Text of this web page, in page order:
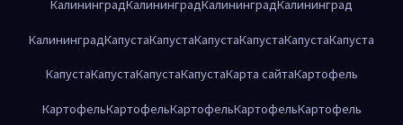
КалининградКалининградКалининградКалининград
КалининградКапустаКапустаКапустаКапустаКапустаКапуста
КапустаКапустаКапустаКапустаКарта сайтаКартофель
КартофельКартофельКартофельКартофельКартофель